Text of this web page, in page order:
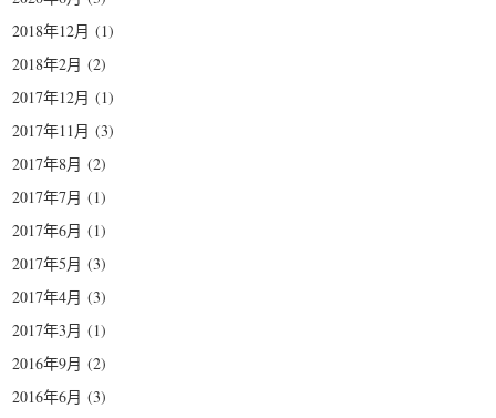
2018年12月 (1)
2018年2月 (2)
2017年12月 (1)
2017年11月 (3)
2017年8月 (2)
2017年7月 (1)
2017年6月 (1)
2017年5月 (3)
2017年4月 (3)
2017年3月 (1)
2016年9月 (2)
2016年6月 (3)